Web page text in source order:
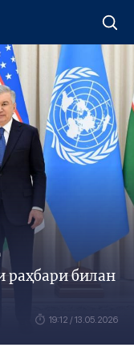
билан
19:12 / 13.05.2026